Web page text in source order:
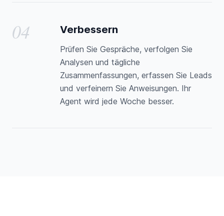
04 Verbessern
Prüfen Sie Gespräche, verfolgen Sie
Analysen und tägliche
Zusammenfassungen, erfassen Sie Leads
und verfeinern Sie Anweisungen. Ihr
Agent wird jede Woche besser.